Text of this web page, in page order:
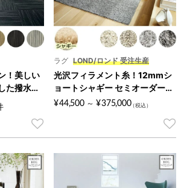
！美しい
た撥水タ
角『NEE
づく5段階評価のうち、
ラグ LOND/ロンド 受注生産
光沢フィラメント糸！12mmシ
ョートシャギー セミオーダーラ
グ『LOND/ロンド』
¥44,500 ～ ¥375,000